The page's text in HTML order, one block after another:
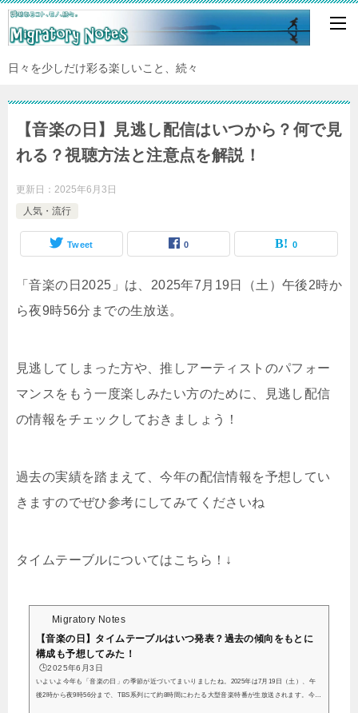
日々を少しだけ彩る楽しいこと、続々
【音楽の日】見逃し配信はいつから？何で見
れる？視聴方法と注意点を解説！
更新日： 2025年6月3日
人気・流行
Tweet 0 0
「音楽の日2025」は、2025年7月19日（土）午後2時か
ら夜9時56分までの生放送。
見逃してしまった方や、推しアーティストのパフォー
マンスをもう一度楽しみたい方のために、見逃し配信
の情報をチェックしておきましょう！
過去の実績を踏まえて、今年の配信情報を予想してい
きますのでぜひ参考にしてみてくださいね
タイムテーブルについてはこちら！↓
Migratory Notes
【音楽の日】タイムテーブルはいつ発表？過去の傾向をもとに
構成も予想してみた！
🕒️2025年6月3日
いよいよ今年も「音楽の日」の季節が近づいてまいりましたね。2025年は7月19日（土）、午
後2時から夜9時56分まで、TBS系列にて約8時間にわたる大型音楽特番が生放送されます。今回